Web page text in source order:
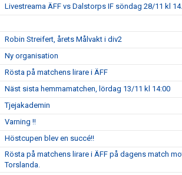
Livestreama ÄFF vs Dalstorps IF söndag 28/11 kl
Robin Streifert, årets Målvakt i div2
Ny organisation
Rösta på matchens lirare i ÄFF
Näst sista hemmamatchen, lördag 13/11 kl 14:00
Tjejakademin
Varning !!
Höstcupen blev en succé!!
Rösta på matchens lirare i ÄFF på dagens match
Torslanda.